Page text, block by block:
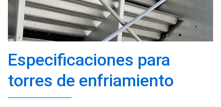
Especificaciones para
torres de enfriamiento